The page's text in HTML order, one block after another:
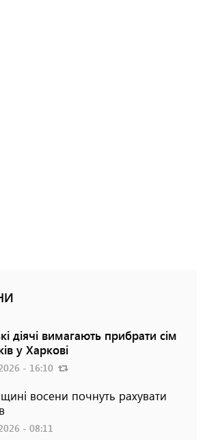
діячі вимагають прибрати сім
у Харкові
- 16:10
восени почнуть рахувати
- 08:11